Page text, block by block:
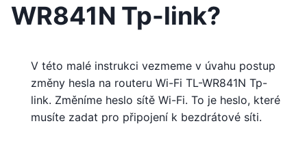
WR841N Tp-link?
V této malé instrukci vezmeme v úvahu postup
změny hesla na routeru Wi-Fi TL-WR841N Tp-
link. Změníme heslo sítě Wi-Fi. To je heslo, které
musíte zadat pro připojení k bezdrátové síti.